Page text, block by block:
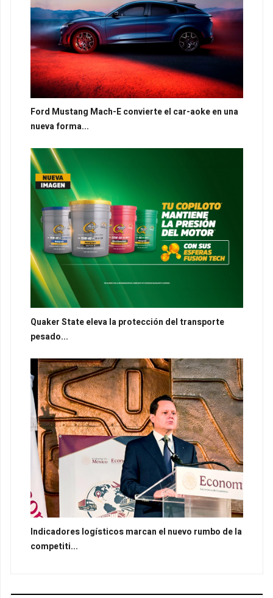
Ford Mustang Mach-E convierte el car-aoke en una
nueva forma...
Quaker State eleva la protección del transporte
pesado...
Indicadores logísticos marcan el nuevo rumbo de la
competiti...